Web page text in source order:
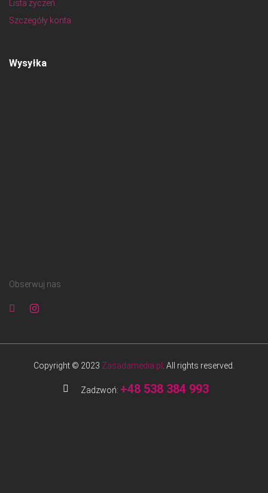
Lista życzeń
Szczegóły konta
Wysyłka
Obserwuj nas
Copyright © 2023 Zasadamedia.pl . All rights reserved.
Zadzwoń: +48 538 384 993